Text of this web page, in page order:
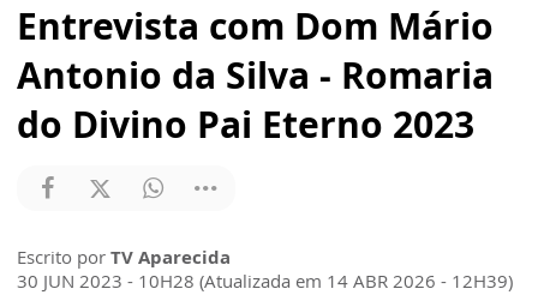
Entrevista com Dom Mário
Antonio da Silva - Romaria
do Divino Pai Eterno 2023
Escrito por TV Aparecida
30 JUN 2023 - 10H28 (Atualizada em 14 ABR 2026 - 12H39)